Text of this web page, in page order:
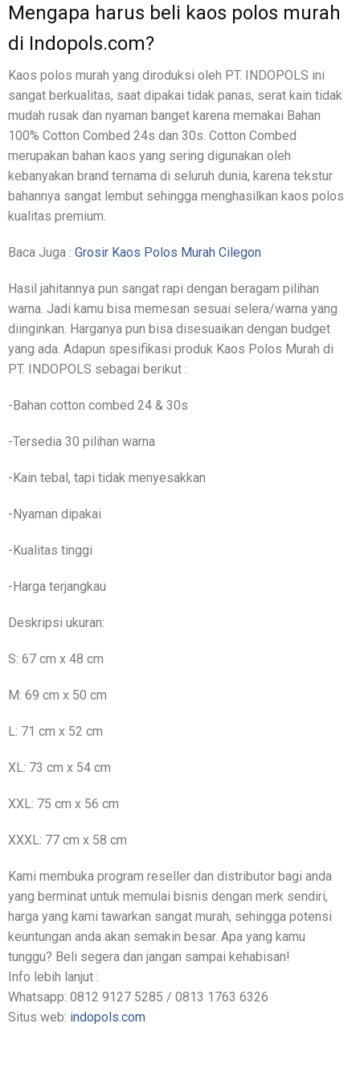
Mengapa harus beli kaos polos murah
di Indopols.com?
Kaos polos murah yang diroduksi oleh PT. INDOPOLS ini
sangat berkualitas, saat dipakai tidak panas, serat kain tidak
mudah rusak dan nyaman banget karena memakai Bahan
100% Cotton Combed 24s dan 30s. Cotton Combed
merupakan bahan kaos yang sering digunakan oleh
kebanyakan brand ternama di seluruh dunia, karena tekstur
bahannya sangat lembut sehingga menghasilkan kaos polos
kualitas premium.
Baca Juga : Grosir Kaos Polos Murah Cilegon
Hasil jahitannya pun sangat rapi dengan beragam pilihan
warna. Jadi kamu bisa memesan sesuai selera/warna yang
diinginkan. Harganya pun bisa disesuaikan dengan budget
yang ada. Adapun spesifikasi produk Kaos Polos Murah di
PT. INDOPOLS sebagai berikut :
-Bahan cotton combed 24 & 30s
-Tersedia 30 pilihan warna
-Kain tebal, tapi tidak menyesakkan
-Nyaman dipakai
-Kualitas tinggi
-Harga terjangkau
Deskripsi ukuran:
S: 67 cm x 48 cm
M: 69 cm x 50 cm
L: 71 cm x 52 cm
XL: 73 cm x 54 cm
XXL: 75 cm x 56 cm
XXXL: 77 cm x 58 cm
Kami membuka program reseller dan distributor bagi anda
yang berminat untuk memulai bisnis dengan merk sendiri,
harga yang kami tawarkan sangat murah, sehingga potensi
keuntungan anda akan semakin besar. Apa yang kamu
tunggu? Beli segera dan jangan sampai kehabisan!
Info lebih lanjut :
Whatsapp: 0812 9127 5285 / 0813 1763 6326
Situs web: indopols.com